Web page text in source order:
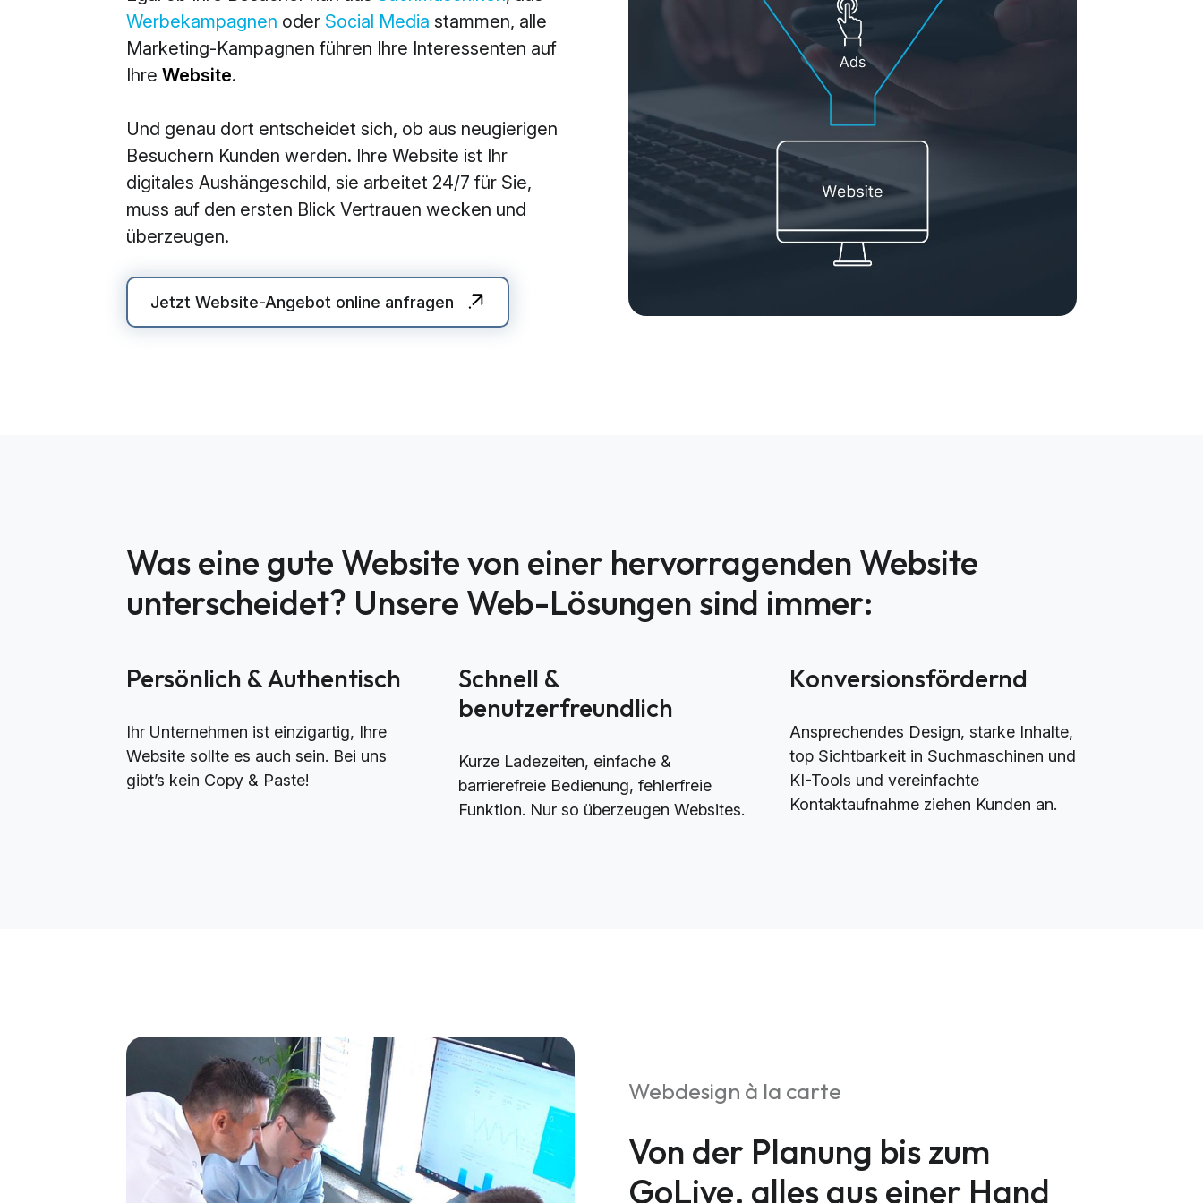
Marketing
Online Werbung (SEA/SMA)
Social Media Marketing (SMM)
E-Mail Marketing
Applications
CMS - Content Management System
Cloud Services
KI-Lösungen
Werbekampagnen oder Social Media stammen, alle
Marketing-Kampagnen führen Ihre Interessenten auf
IhreWebsite.
Und genau dort entscheidet sich, ob aus neugierigen
Besuchern Kunden werden. Ihre Website ist Ihr
digitales Aushängeschild, sie arbeitet 24/7 für Sie,
muss auf den ersten Blick Vertrauen wecken und
überzeugen.
Jetzt Website-Angebot online anfragen
Was eine gute Website von einer hervorragenden Website
unterscheidet? Unsere Web-Lösungen sind immer:
Persönlich & Authentisch
Ihr Unternehmen ist einzigartig, Ihre
Website sollte es auch sein. Bei uns
gibt’s kein Copy & Paste!
Schnell &
benutzerfreundlich
Kurze Ladezeiten, einfache &
barrierefreie Bedienung, fehlerfreie
Funktion. Nur so überzeugen Websites.
Konversionsfördernd
Ansprechendes Design, starke Inhalte,
top Sichtbarkeit in Suchmaschinen und
KI-Tools und vereinfachte
Kontaktaufnahme ziehen Kunden an.
Webdesign à la carte
Von der Planung bis zum
GoLive, alles aus einer Hand